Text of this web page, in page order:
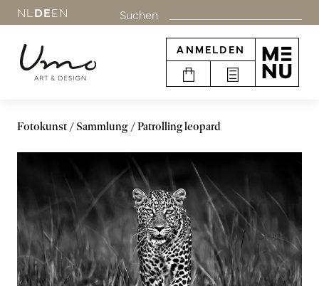
NL DEEN Suchen
ANMELDEN
Fotokunst Sammlung Patrolling leopard